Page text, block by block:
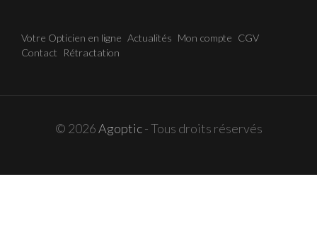
Votre Opticien en ligne Actualités Mon compte CGV
Contact
Rétractation
© 2026Agoptic- Tous droits réservés